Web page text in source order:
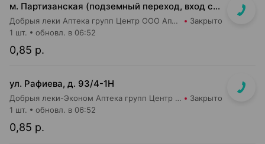
м. Партизанская (подземный переход, вход со стороны гостиницы "Турист")
Добрыя леки Аптека групп Центр ООО Аптека №5 Закрыто
0,85 р.
1 шт. обновл. в 06:52
ул. Рафиева, д. 93/4-1Н
Добрыя леки-Эконом Аптека групп Центр ООО Аптека №1 Закрыто
0,85 р.
1 шт. обновл. в 06:52